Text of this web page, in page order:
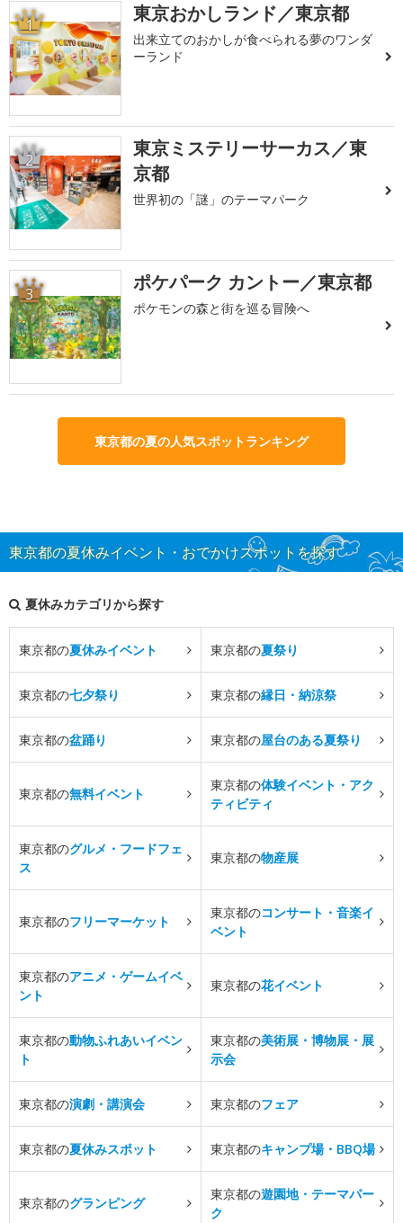
1 東京おかしランド／東京都
出来立てのおかしが食べられる夢のワンダ
ーランド
2
東京ミステリーサーカス／東
京都
世界初の「謎」のテーマパーク
3 ポケパーク カントー／東京都
ポケモンの森と街を巡る冒険へ
東京都の夏の人気スポットランキング
東京都の夏休みイベント・おでかけスポットを探す
夏休みカテゴリから探す
東京都の夏休みイベント 東京都の夏祭り
東京都の七夕祭り 東京都の縁日・納涼祭
東京都の盆踊り 東京都の屋台のある夏祭り
東京都の無料イベント
東京都の体験イベント・アク
ティビティ
東京都のグルメ・フードフェ
ス
東京都の物産展
東京都のフリーマーケット
東京都のコンサート・音楽イ
ベント
東京都のアニメ・ゲームイベ
ント
東京都の花イベント
東京都の動物ふれあいイベン
ト
東京都の美術展・博物展・展
示会
東京都の演劇・講演会 東京都のフェア
東京都の夏休みスポット 東京都のキャンプ場・BBQ場
東京都のグランピング
東京都の遊園地・テーマパー
ク